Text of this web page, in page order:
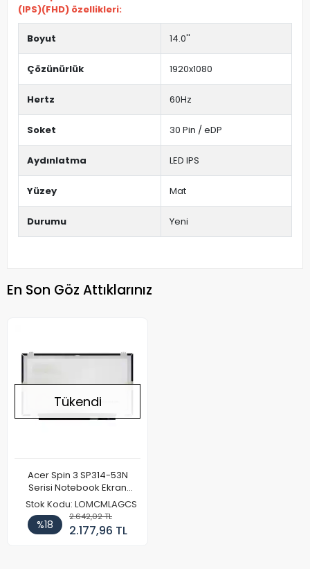
(IPS)(FHD) özellikleri:
Boyut 14.0''
Çözünürlük 1920x1080
Hertz 60Hz
Soket 30 Pin / eDP
Aydınlatma LED IPS
Yüzey Mat
Durumu Yeni
En Son Göz Attıklarınız
Tükendi
Acer Spin 3 SP314-53N
Serisi Notebook Ekran
Paneli (IPS)(FHD)
Stok Kodu: LOMCMLAGCS
%18
2.642,02 TL
2.177,96 TL